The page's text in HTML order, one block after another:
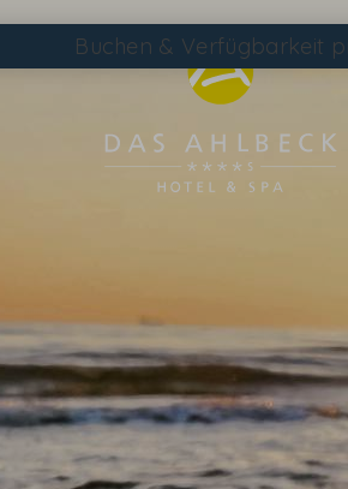
Buchen & Verfügbarkeit
Suchen
DAS AHLBECK
WETTER & WEBCAM
WISSENSWERTES
EVENTS IM HOTEL
TAGEN & FEIERN